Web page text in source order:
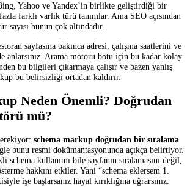
Yahoo ve Yandex’in birlikte geliştirdiği bir
farklı varlık türü tanımlar. Ama SEO açısından
sayısı bunun çok altındadır.
sayfasına bakınca adresi, çalışma saatlerini ve
anlarsınız. Arama motoru botu için bu kadar kolay
bu bilgileri çıkarmaya çalışır ve bazen yanlış
bu belirsizliği ortadan kaldırır.
Neden Önemli? Doğrudan
mü?
schema markup doğrudan bir sıralama
bunu resmi dokümantasyonunda açıkça belirtiyor.
schema kullanımı bile sayfanın sıralamasını değil,
hakkını etkiler. Yani “schema eklersem 1.
işe başlarsanız hayal kırıklığına uğrarsınız.